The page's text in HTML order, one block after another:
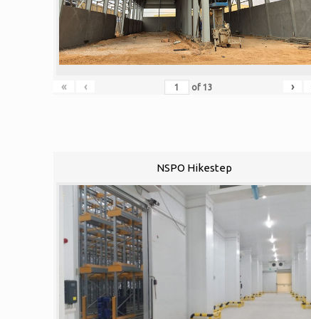
« ‹ of13 ›
NSPO Hikestep